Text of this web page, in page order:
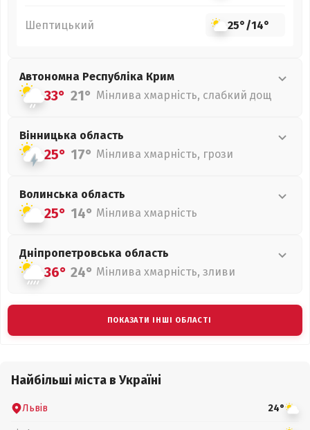
Шептицький 25°/14°
Автономна Республіка Крим
33° 21° Мінлива хмарність, слабкий дощ
Вінницька область
25° 17° Мінлива хмарність, грози
Волинська область
25° 14° Мінлива хмарність
Дніпропетровська область
36° 24° Мінлива хмарність, зливи
ПОКАЗАТИ ІНШІ ОБЛАСТІ
Найбільші міста в Україні
Львів 24°